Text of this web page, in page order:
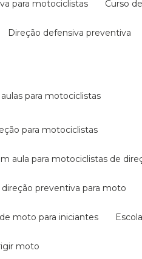
para motociclistas curso
direção defensiva preventiva
aulas para motociclistas
para motociclistas
aula para motociclistas de
direção preventiva para moto
de moto para iniciantes
moto